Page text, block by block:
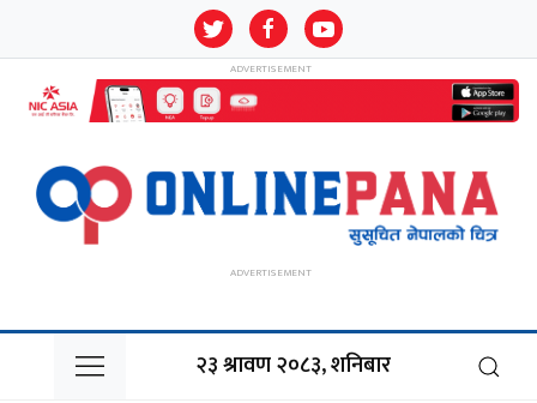
२३ श्रावण २०८३, शनिबार